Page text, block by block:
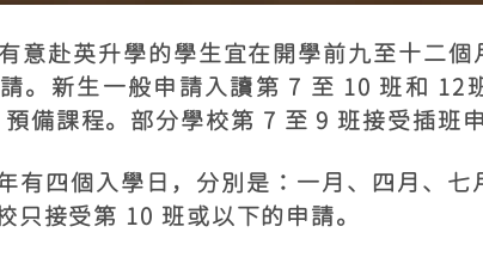
意赴英升學的學生宜在開學前九至十二
。新生一般申請入讀第 7 至 10 班和 12
備課程。部分學校第 7 至 9 班接受插班申
有四個入學日，分別是：一月、四月、
接受第 10 班或以下的申請。